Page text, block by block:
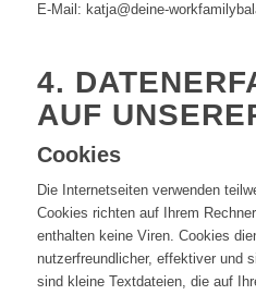
E-Mail: katja@deine-
4.
AUF
Cookies
Die Internetseiten verwenden
Cookies richten auf Ihrem
enthalten keine Viren. Cookies
nutzerfreundlicher, effektiver und
sind kleine Textdateien, die auf